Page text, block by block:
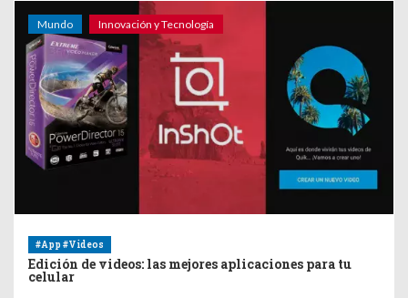
Mundo Innovación y Tecnología
#App #Videos
Edición de videos: las mejores aplicaciones para tu
celular